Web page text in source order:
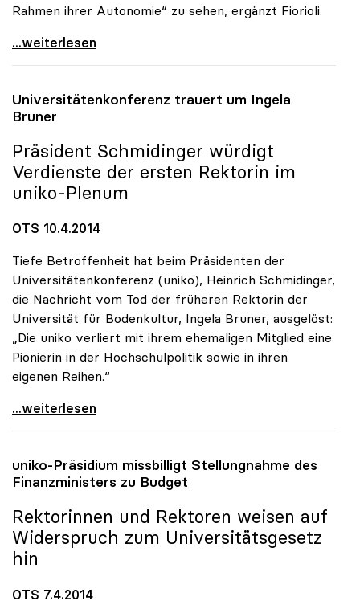
Rahmen ihrer Autonomie“ zu sehen, ergänzt Fiorioli.
uniko-Landkarte erhöht Sichtbarkeit der
...weiterlesen
Universitätenkonferenz trauert um Ingela
Bruner
Präsident Schmidinger würdigt
Verdienste der ersten Rektorin im
uniko-Plenum
OTS 10.4.2014
Tiefe Betroffenheit hat beim Präsidenten der
Universitätenkonferenz (uniko), Heinrich Schmidinger,
die Nachricht vom Tod der früheren Rektorin der
Universität für Bodenkultur, Ingela Bruner, ausgelöst:
„Die uniko verliert mit ihrem ehemaligen Mitglied eine
Pionierin in der Hochschulpolitik sowie in ihren
eigenen Reihen.“
Universitätenkonferenz trauert um Ingela Bruner
...weiterlesen
uniko-Präsidium missbilligt Stellungnahme des
Finanzministers zu Budget
Rektorinnen und Rektoren weisen auf
Widerspruch zum Universitätsgesetz
hin
OTS 7.4.2014